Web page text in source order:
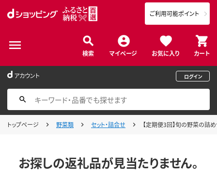
検索 マイページ お気に入り カート
ご利用可能ポイント
アカウント ログイン
トップページ 野菜類 セット・詰合せ 【定期便3回】旬の野菜の詰
お探しの返礼品が見当たりません。